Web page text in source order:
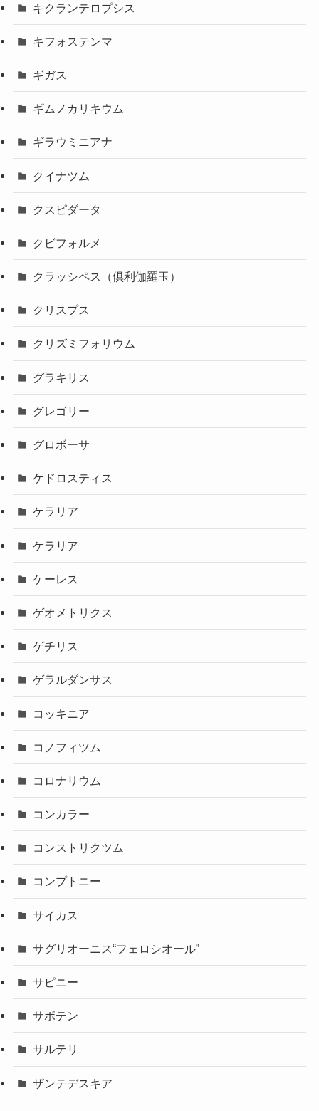
キクランテロプシス
キフォステンマ
ギガス
ギムノカリキウム
ギラウミニアナ
クイナツム
クスピダータ
クビフォルメ
クラッシペス（倶利伽羅玉）
クリスプス
クリズミフォリウム
グラキリス
グレゴリー
グロボーサ
ケドロスティス
ケラリア
ケラリア
ケーレス
ゲオメトリクス
ゲチリス
ゲラルダンサス
コッキニア
コノフィツム
コロナリウム
コンカラー
コンストリクツム
コンプトニー
サイカス
サグリオーニス“フェロシオール”
サピニー
サボテン
サルテリ
ザンテデスキア